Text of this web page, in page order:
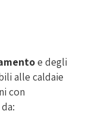
e degli
alle caldaie
con